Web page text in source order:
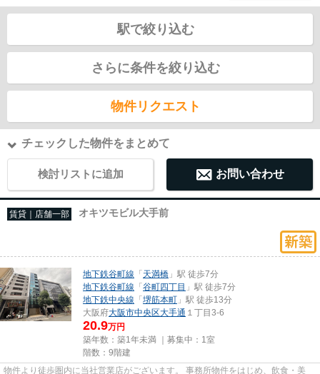
駅で絞り込む
さらに条件を絞り込む
物件リクエスト
チェックした物件をまとめて
検討リストに追加 お問い合わせ
賃貸｜店舗一部 オキツモビル大手前
地下鉄谷町線 「天満橋 」駅 徒歩7分
地下鉄谷町線 「谷町四丁目 」駅 徒歩7分
地下鉄中央線 「堺筋本町 」駅 徒歩13分
大阪府大阪市中央区大手通 １丁目3-6
20.9万円
築年数：築1年未満 ｜募集中： 1室
階数：9階建
物件より徒歩圏内に当社営業店がございます。 事務所物件をはじめ、飲食・美